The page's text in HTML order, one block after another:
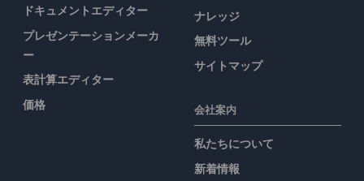
ドキュメントエディター
プレゼンテーションメーカ
ー
表計算エディター
価格
ナレッジ
無料ツール
サイトマップ
会社案内
私たちについて
新着情報